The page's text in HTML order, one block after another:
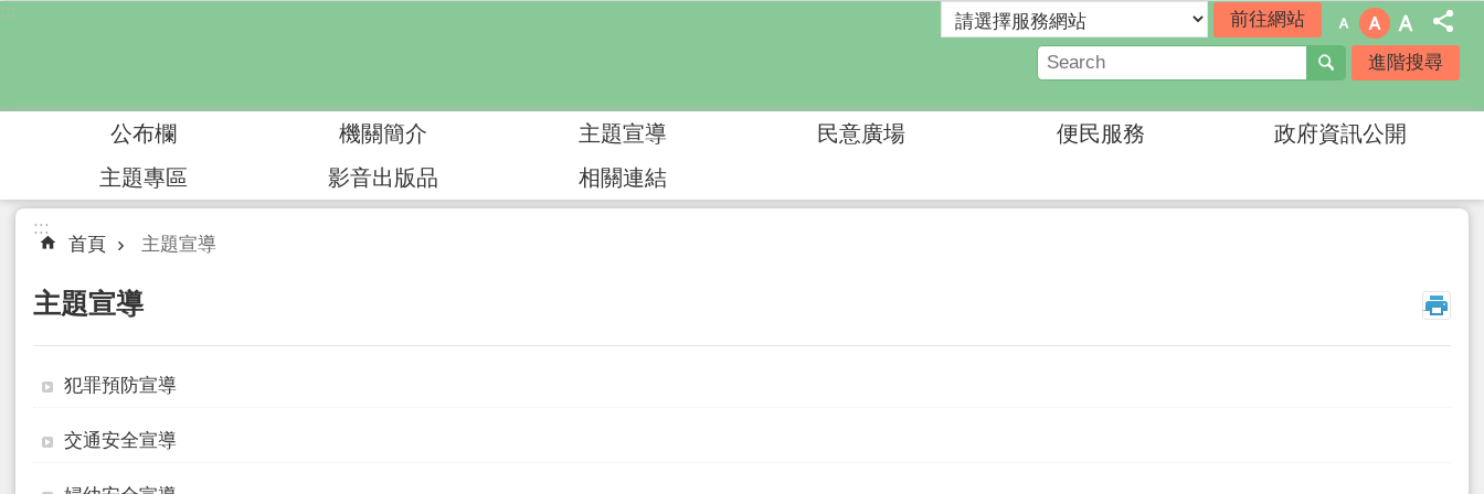
跳到主要內容區塊
:::
進階搜尋
公布欄 機關簡介 主題宣導 民意廣場 便民服務
政府資訊公開
主題專區
影音出版品 相關連結
:::
首頁 主題宣導
主題宣導 _
犯罪預防宣導
交通安全宣導